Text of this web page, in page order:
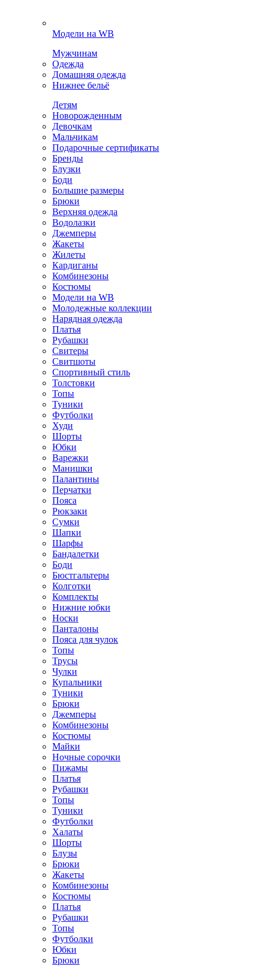
Модели на WB
Мужчинам
Одежда
Домашняя одежда
Нижнее бельё
Детям
Новорожденным
Девочкам
Мальчикам
Подарочные сертификаты
Бренды
Блузки
Боди
Большие размеры
Брюки
Верхняя одежда
Водолазки
Джемперы
Жакеты
Жилеты
Кардиганы
Комбинезоны
Костюмы
Модели на WB
Молодежные коллекции
Нарядная одежда
Платья
Рубашки
Свитеры
Свитшоты
Спортивный стиль
Толстовки
Топы
Туники
Футболки
Худи
Шорты
Юбки
Варежки
Манишки
Палантины
Перчатки
Пояса
Рюкзаки
Сумки
Шапки
Шарфы
Бандалетки
Боди
Бюстгальтеры
Колготки
Комплекты
Нижние юбки
Носки
Панталоны
Поясa для чулок
Топы
Трусы
Чулки
Купальники
Туники
Брюки
Джемперы
Комбинезоны
Костюмы
Майки
Ночные сорочки
Пижамы
Платья
Рубашки
Топы
Туники
Футболки
Халаты
Шорты
Блузы
Брюки
Жакеты
Комбинезоны
Костюмы
Платья
Рубашки
Топы
Футболки
Юбки
Брюки